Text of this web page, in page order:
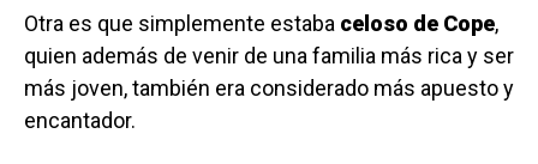
Otra es que simplemente estaba celoso de Cope,
quien además de venir de una familia más rica y ser
más joven, también era considerado más apuesto y
encantador.